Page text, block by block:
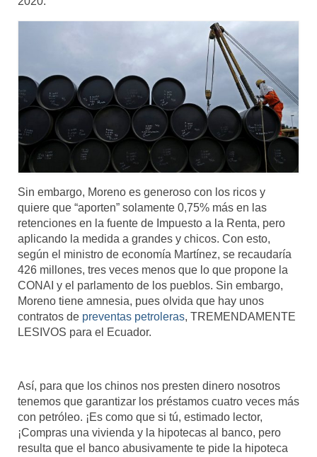
Sin embargo, Moreno es generoso con los ricos y
quiere que “aporten” solamente 0,75% más en las
retenciones en la fuente de Impuesto a la Renta, pero
aplicando la medida a grandes y chicos. Con esto,
según el ministro de economía Martínez, se recaudaría
426 millones, tres veces menos que lo que propone la
CONAI y el parlamento de los pueblos. Sin embargo,
Moreno tiene amnesia, pues olvida que hay unos
contratos de preventas petroleras, TREMENDAMENTE
LESIVOS para el Ecuador.
Así, para que los chinos nos presten dinero nosotros
tenemos que garantizar los préstamos cuatro veces más
con petróleo. ¡Es como que si tú, estimado lector,
¡Compras una vivienda y la hipotecas al banco, pero
resulta que el banco abusivamente te pide la hipoteca